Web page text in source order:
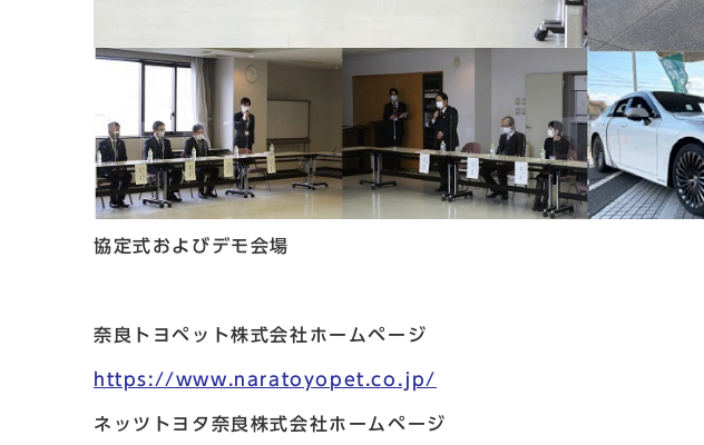
協定式およびデモ会場
奈良トヨペット株式会社ホームページ
https://www.naratoyopet.co.jp/
ネッツトヨタ奈良株式会社ホームページ